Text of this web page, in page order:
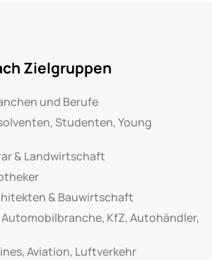
Zielgruppen
und Berufe
Studenten, Young
& Landwirtschaft
& Bauwirtschaft
KfZ, Autohändler,
Aviation, Luftverkehr